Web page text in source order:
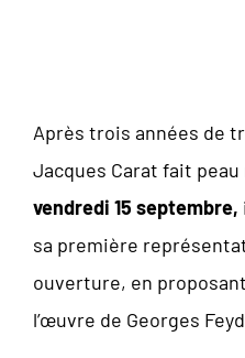
Après trois années de
Jacques Carat fait peau
vendredi 15 septembre,
sa première
ouverture, en
l’œuvre de Georges